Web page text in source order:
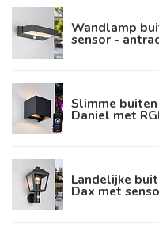
Wandlamp
sensor -
Slimme
Daniel met
Landelijke
Dax met